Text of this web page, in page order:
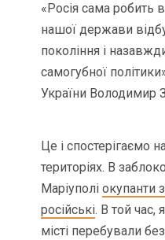
«Росія сама робить
нашої держави
покоління і
самогубної
України Володимир
Це і спостерігаємо
територіях. В
Маріуполіокупанти
російські. В той час,
місті перебували